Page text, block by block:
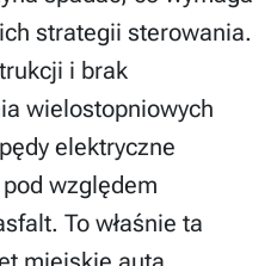
strategii sterowania.
i brak
wielostopniowych
elektryczne
względem
To właśnie ta